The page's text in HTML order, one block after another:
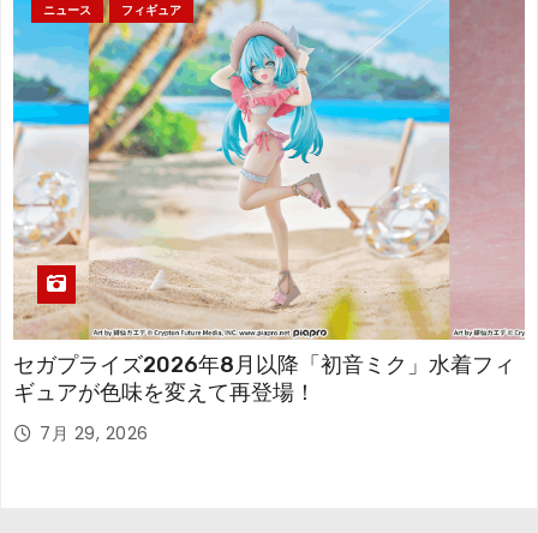
ニュース フィギュア
セガプライズ2026年8月以降「初音ミク」水着フィ
ギュアが色味を変えて再登場！
7月 29, 2026